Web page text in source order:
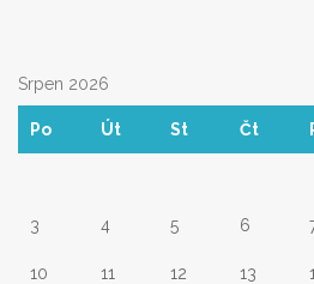
Srpen 2026
Po Út St Čt
3 4 5 6
10 11 12 13